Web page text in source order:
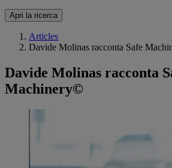
Apri la ricerca
Articles
Davide Molinas racconta Safe
Davide Molinas racconta
Machinery©